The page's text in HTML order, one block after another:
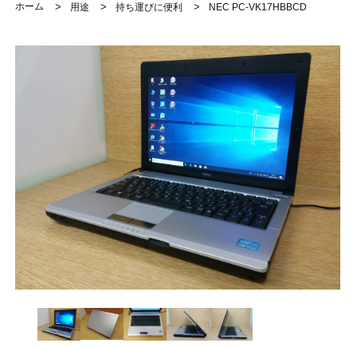
ホーム
> 用途 > 持ち運びに便利 > NEC PC-VK17HBBCD